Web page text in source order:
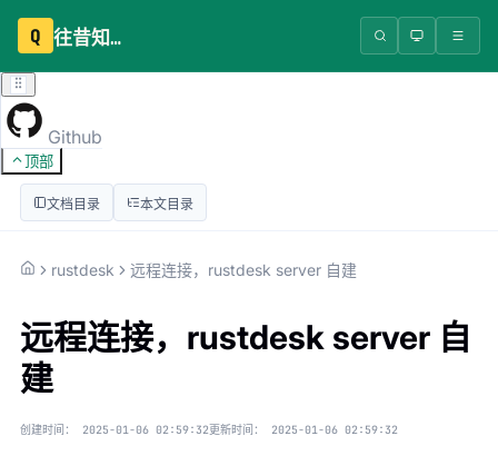
Q 往昔知识库
Github
顶部
文档目录 本文目录
rustdesk 远程连接，rustdesk server 自建
远程连接，rustdesk server 自
建
创建时间： 2025-01-06 02:59:32更新时间： 2025-01-06 02:59:32